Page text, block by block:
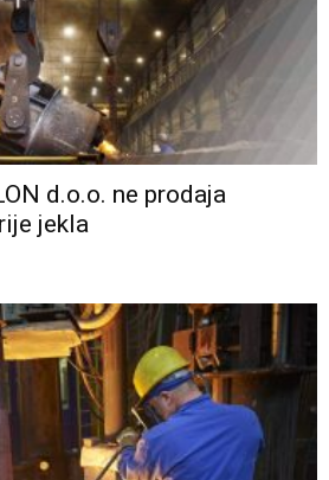
d.o.o. ne prodaja
jekla